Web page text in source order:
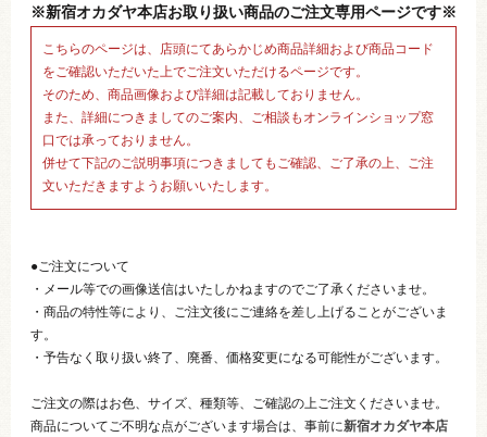
※新宿オカダヤ本店お取り扱い商品のご注文専用ページです※
こちらのページは、店頭にてあらかじめ商品詳細および商品コード
をご確認いただいた上でご注文いただけるページです。
そのため、商品画像および詳細は記載しておりません。
また、詳細につきましてのご案内、ご相談もオンラインショップ窓
口では承っておりません。
併せて下記のご説明事項につきましてもご確認、ご了承の上、ご注
文いただきますようお願いいたします。
●ご注文について
・メール等での画像送信はいたしかねますのでご了承くださいませ。
・商品の特性等により、ご注文後にご連絡を差し上げることがございま
す。
・予告なく取り扱い終了、廃番、価格変更になる可能性がございます。
ご注文の際はお色、サイズ、種類等、ご確認の上ご注文くださいませ。
商品についてご不明な点がございます場合は、事前に新宿オカダヤ本店